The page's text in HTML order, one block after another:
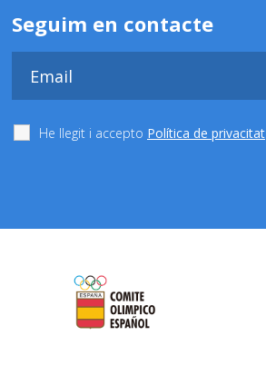
Seguim en contacte
He llegit i accepto Política de privacitat